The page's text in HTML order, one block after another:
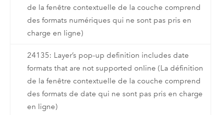
de la fenêtre contextuelle de la couche comprend
des formats numériques qui ne sont pas pris en
charge en ligne)
24135: Layer’s pop-up definition includes date
formats that are not supported online (La définition
de la fenêtre contextuelle de la couche comprend
des formats de date qui ne sont pas pris en charge
en ligne)